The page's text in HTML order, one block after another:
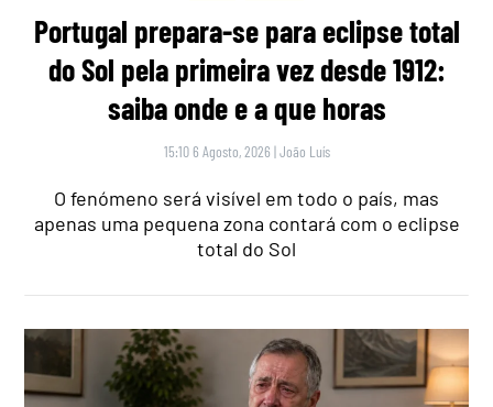
Portugal prepara-se para eclipse total
do Sol pela primeira vez desde 1912:
saiba onde e a que horas
15:10 6 Agosto, 2026 |João Luís
O fenómeno será visível em todo o país, mas
apenas uma pequena zona contará com o eclipse
total do Sol